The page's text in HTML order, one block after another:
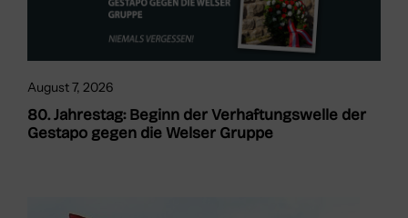
August 7, 2026
80. Jahrestag: Beginn der Verhaftungswelle der
Gestapo gegen die Welser Gruppe